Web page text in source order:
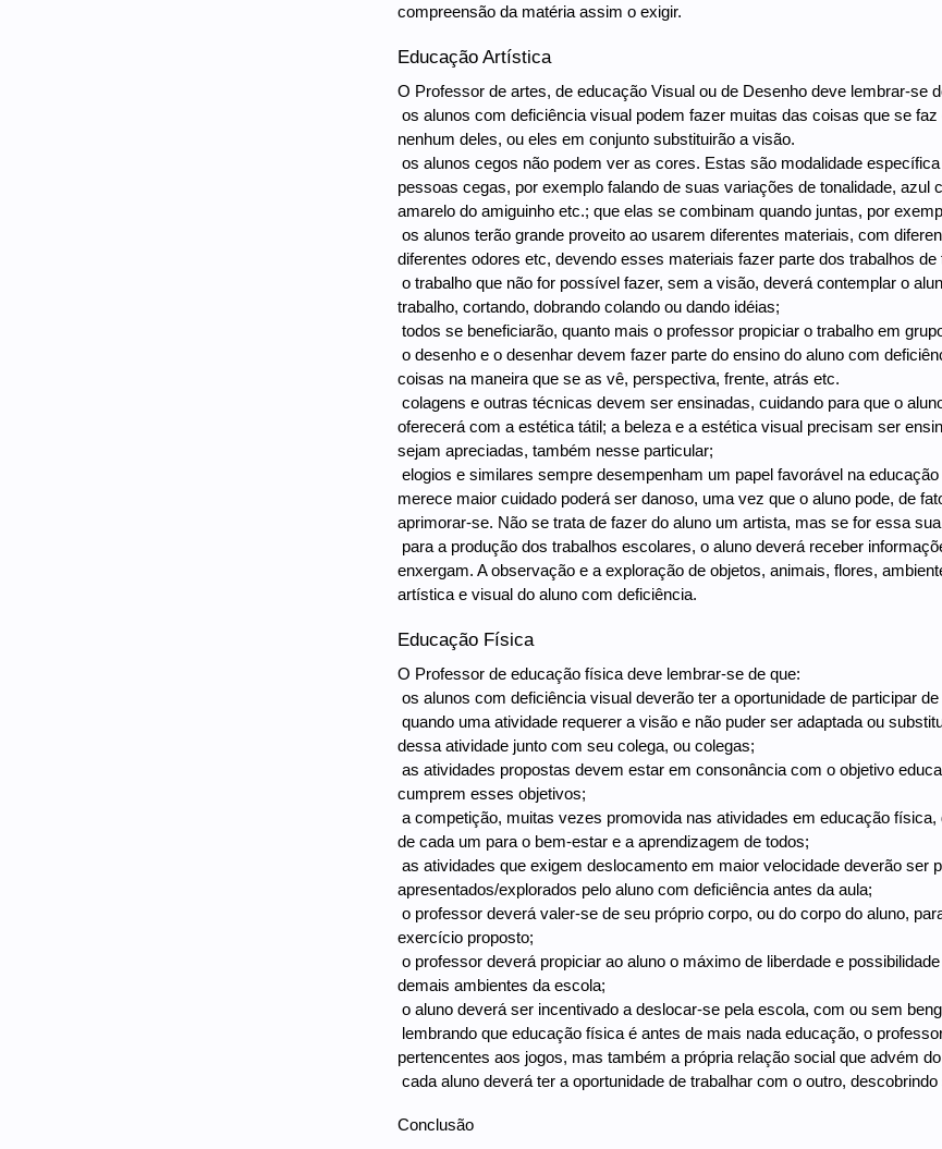
compreensão da matéria assim o exigir.
Educação Artística
O Professor de artes, de educação Visual ou de Desenho deve lembrar-se
 os alunos com deficiência visual podem fazer muitas das coisas que se
nenhum deles, ou eles em conjunto substituirão a visão.
 os alunos cegos não podem ver as cores. Estas são modalidade
pessoas cegas, por exemplo falando de suas variações de tonalidade,
amarelo do amiguinho etc.; que elas se combinam quando juntas, por
 os alunos terão grande proveito ao usarem diferentes materiais, com
diferentes odores etc, devendo esses materiais fazer parte dos trabalhos
 o trabalho que não for possível fazer, sem a visão, deverá contemplar o
trabalho, cortando, dobrando colando ou dando idéias;
 todos se beneficiarão, quanto mais o professor propiciar o trabalho em
 o desenho e o desenhar devem fazer parte do ensino do aluno com
coisas na maneira que se as vê, perspectiva, frente, atrás etc.
 colagens e outras técnicas devem ser ensinadas, cuidando para que o
oferecerá com a estética tátil; a beleza e a estética visual precisam ser
sejam apreciadas, também nesse particular;
 elogios e similares sempre desempenham um papel favorável na
merece maior cuidado poderá ser danoso, uma vez que o aluno pode, de
aprimorar-se. Não se trata de fazer do aluno um artista, mas se for essa
 para a produção dos trabalhos escolares, o aluno deverá receber
enxergam. A observação e a exploração de objetos, animais, flores,
artística e visual do aluno com deficiência.
Educação Física
O Professor de educação física deve lembrar-se de que:
 os alunos com deficiência visual deverão ter a oportunidade de participar
 quando uma atividade requerer a visão e não puder ser adaptada ou
dessa atividade junto com seu colega, ou colegas;
 as atividades propostas devem estar em consonância com o objetivo
cumprem esses objetivos;
 a competição, muitas vezes promovida nas atividades em educação
de cada um para o bem-estar e a aprendizagem de todos;
 as atividades que exigem deslocamento em maior velocidade deverão
apresentados/explorados pelo aluno com deficiência antes da aula;
 o professor deverá valer-se de seu próprio corpo, ou do corpo do aluno,
exercício proposto;
 o professor deverá propiciar ao aluno o máximo de liberdade e
demais ambientes da escola;
 o aluno deverá ser incentivado a deslocar-se pela escola, com ou sem
 lembrando que educação física é antes de mais nada educação, o
pertencentes aos jogos, mas também a própria relação social que advém
 cada aluno deverá ter a oportunidade de trabalhar com o outro,
Conclusão